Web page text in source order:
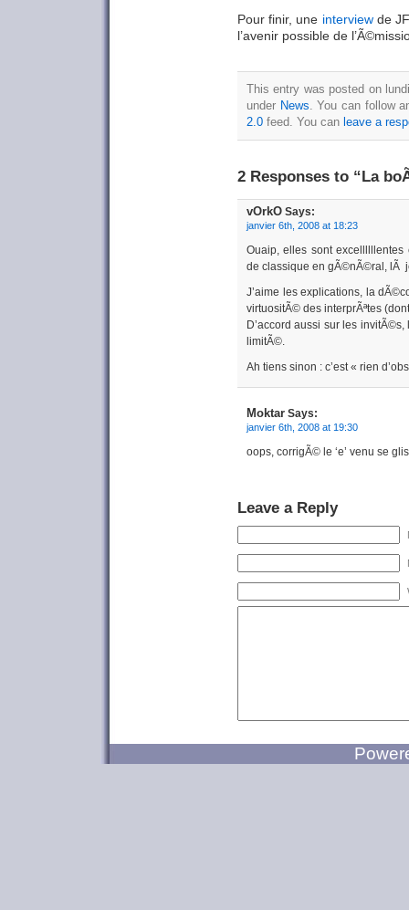
Pour finir, une interviewde
l’avenir possible de
This entry was posted on
under News . You can follow
2.0 feed. You can leave a
2 Responses to “La
vOrkO Says:
janvier 6th, 2008 at 18:23
Ouaip, elles sont
de classique en gÃ©nÃ©ral, lÃ
J’aime les explications, la
virtuositÃ© des interprÃªtes
D’accord aussi sur les
limitÃ©.
Ah tiens sinon : c’est « rien
Moktar Says:
janvier 6th, 2008 at 19:30
oops, corrigÃ© le ‘e’ venu se
Leave a Reply